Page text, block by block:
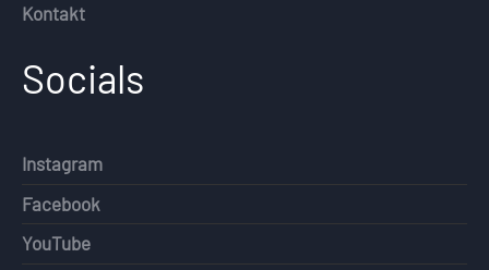
Kontakt
Socials
Instagram
Facebook
YouTube